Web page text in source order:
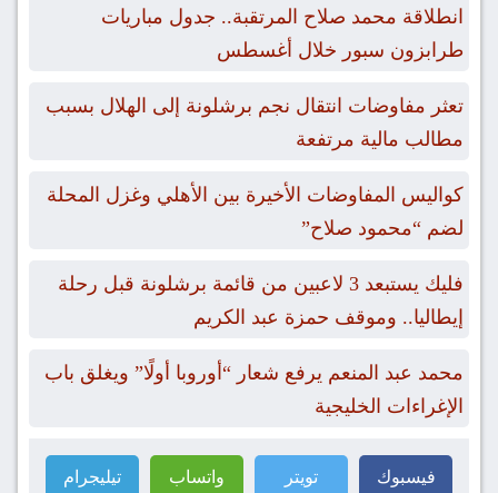
انطلاقة محمد صلاح المرتقبة.. جدول مباريات
طرابزون سبور خلال أغسطس
تعثر مفاوضات انتقال نجم برشلونة إلى الهلال بسبب
مطالب مالية مرتفعة
كواليس المفاوضات الأخيرة بين الأهلي وغزل المحلة
لضم “محمود صلاح”
فليك يستبعد 3 لاعبين من قائمة برشلونة قبل رحلة
إيطاليا.. وموقف حمزة عبد الكريم
محمد عبد المنعم يرفع شعار “أوروبا أولًا” ويغلق باب
الإغراءات الخليجية
فيسبوك تويتر واتساب تيليجرام